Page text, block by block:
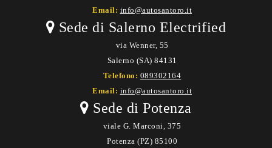
Email: info@autosantoro.it
Sede di Salerno Electrified
via Wenner, 55
Salerno (SA) 84131
Telefono: 089302164
Email: info@autosantoro.it
Sede di Potenza
viale G. Marconi, 375
Potenza (PZ) 85100